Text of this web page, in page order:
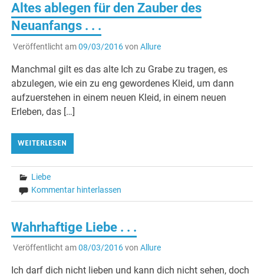
Altes ablegen für den Zauber des
Neuanfangs . . .
Veröffentlicht am09/03/2016von Allure
Manchmal gilt es das alte Ich zu Grabe zu tragen, es
abzulegen, wie ein zu eng gewordenes Kleid, um dann
aufzuerstehen in einem neuen Kleid, in einem neuen
Erleben, das […]
WEITERLESEN
Liebe
Kommentar hinterlassen
Wahrhaftige Liebe . . .
Veröffentlicht am08/03/2016von Allure
Ich darf dich nicht lieben und kann dich nicht sehen, doch